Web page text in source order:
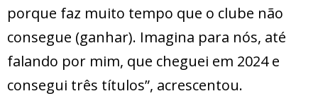
porque faz muito tempo que o clube não
consegue (ganhar). Imagina para nós, até
falando por mim, que cheguei em 2024 e
consegui três títulos”, acrescentou.